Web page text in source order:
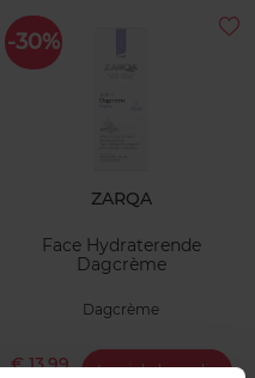
-30%
ZARQA
Face Hydraterende
Dagcrème
Dagcrème
€ 13,99 In winkelmandje